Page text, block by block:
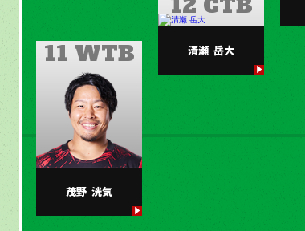
11 WTB
茂野 洸気
12 CTB
清瀬 岳大